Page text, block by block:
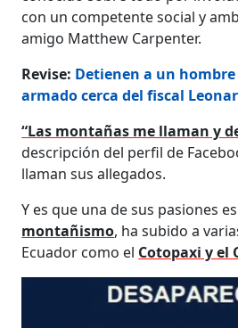
con un competente social y
amigo Matthew Carpenter.
Revise: Detienen a un
armado cerca del fiscal
“Las montañas me llaman y
descripción del perfil de
llaman sus allegados.
Y es que una de sus pasiones
montañismo, ha subido a
Ecuador como el Cotopaxi y el